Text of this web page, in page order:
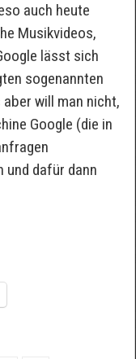
auch heute
Musikvideos,
lässt sich
sogenannten
aber will man nicht,
Google (die in
dafür dann